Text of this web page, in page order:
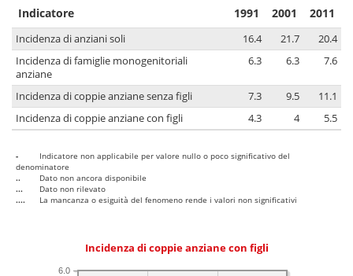
Indicatore 1991 2001 2011
Incidenza di anziani soli 16.4 21.7
20.4
Incidenza di famiglie monogenitoriali
anziane
6.3 6.3 7.6
Incidenza di coppie anziane senza figli 7.3 9.5
11.1
Incidenza di coppie anziane con figli
4.3 4 5.5
-
Indicatore non applicabile per valore nullo o poco significativo del
denominatore
..
Dato non ancora disponibile
...
Dato non rilevato
....
La mancanza o esiguità del fenomeno rende i valori non significativi
Incidenza di coppie anziane con figli
6.0